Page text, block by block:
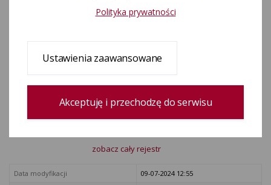
Data utworzenia
05-01-2024 11:02
zobacz cały rejestr
Data modyfikacji
09-07-2024 12:55
Polityka prywatności
Ustawienia zaawansowane
Akceptuję i przechodzę do serwisu